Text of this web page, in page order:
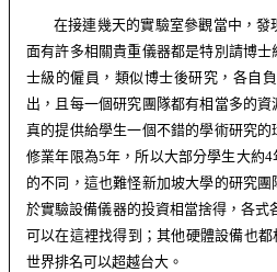
在接連幾天的實驗室參觀當中，
面有許多相關貴重儀器都是特別請博
士級的僱員，類似博士後研究，各自
出，且每一個研究團隊都有相當多的
真的提供給學生一個不錯的學術研究
修業年限為5年，所以大部分學生大約4
的不同，這也難怪新加坡大學的研究
於實驗設備儀器的投資相當捨得，各式
可以在這裡找得到；其他硬體設備也
世界排名可以超越台大。